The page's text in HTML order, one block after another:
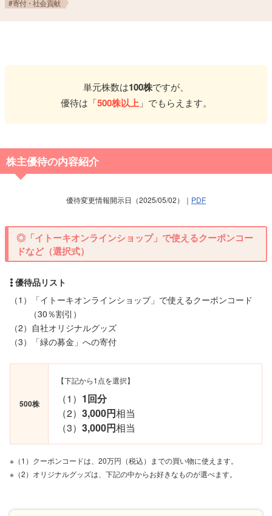
#寄付・社会貢献
単元株数は100株ですが、
優待は「500株以上 」でもらえます。
株主優待の内容紹介
優待変更情報開示日（2025/05/02）｜ PDF
◎「イトーキオンラインショップ」で使えるクーポンコー
ドなど（選択式）
（1）「イトーキオンラインショップ」で使えるクーポンコード
（30％割引）
（2）自社オリジナルグッズ
（3）「緑の募金」への寄付
500株
【下記から1点を選択】
（1） 1回分
（2）3,000円相当
（3）3,000円相当
※（1）クーポンコードは、20万円（税込）までの買い物に使えます。
※（2）オリジナルグッズは、下記の中からお好きなものが選べます。